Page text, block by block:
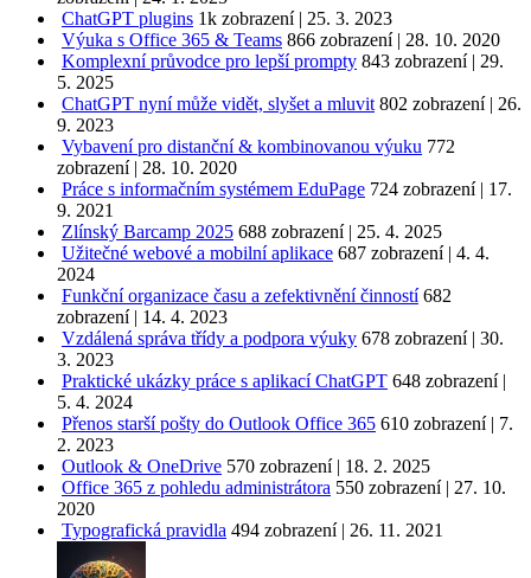
ChatGPT plugins 1k zobrazení| 25. 3. 2023
Výuka s Office 365 & Teams 866 zobrazení| 28. 10. 2020
Komplexní průvodce pro lepší prompty 843 zobrazení| 29.
5. 2025
ChatGPT nyní může vidět, slyšet a mluvit 802 zobrazení| 26.
9. 2023
Vybavení pro distanční & kombinovanou výuku 772
zobrazení| 28. 10. 2020
Práce s informačním systémem EduPage 724 zobrazení| 17.
9. 2021
Zlínský Barcamp 2025 688 zobrazení| 25. 4. 2025
Užitečné webové a mobilní aplikace 687 zobrazení| 4. 4.
2024
Funkční organizace času a zefektivnění činností 682
zobrazení| 14. 4. 2023
Vzdálená správa třídy a podpora výuky 678 zobrazení| 30.
3. 2023
Praktické ukázky práce s aplikací ChatGPT 648 zobrazení|
5. 4. 2024
Přenos starší pošty do Outlook Office 365 610 zobrazení| 7.
2. 2023
Outlook & OneDrive 570 zobrazení| 18. 2. 2025
Office 365 z pohledu administrátora 550 zobrazení| 27. 10.
2020
Typografická pravidla 494 zobrazení| 26. 11. 2021